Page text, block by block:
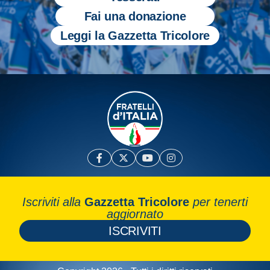
Fai una donazione
Leggi la Gazzetta Tricolore
Iscriviti alla Gazzetta Tricolore per tenerti
aggiornato
ISCRIVITI